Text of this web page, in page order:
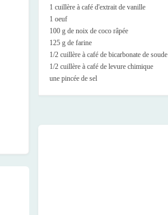
1 cuillère à café d'extrait de vanille
1 oeuf
100 g de noix de coco râpée
125 g de farine
1/2 cuillère à café de bicarbonate de soude
1/2 cuillère à café de levure chimique
une pincée de sel